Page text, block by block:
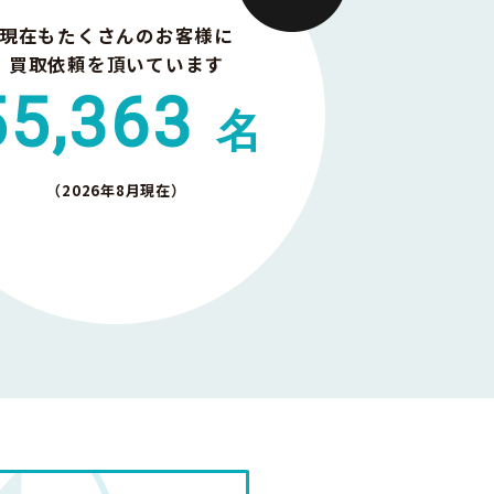
在もたくさんのお客様に
買取依頼を頂いています
名
（2026年8月現在）